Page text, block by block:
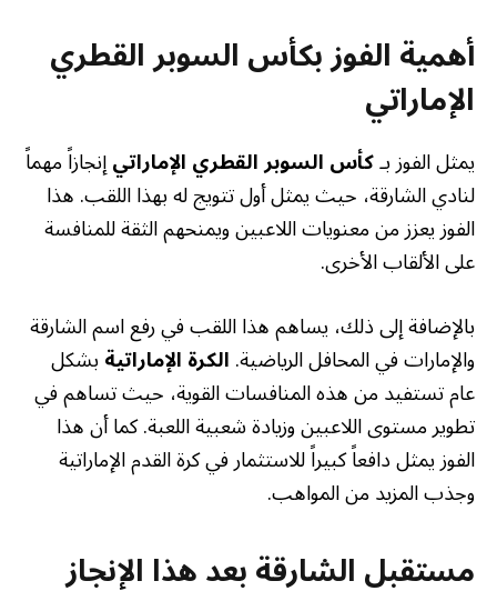
أهمية الفوز بكأس السوبر القطري
الإماراتي
يمثل الفوز بـكأس السوبر القطري الإماراتيإنجازاً مهماً
لنادي الشارقة، حيث يمثل أول تتويج له بهذا اللقب. هذا
الفوز يعزز من معنويات اللاعبين ويمنحهم الثقة للمنافسة
على الألقاب الأخرى.
بالإضافة إلى ذلك، يساهم هذا اللقب في رفع اسم الشارقة
والإمارات في المحافل الرياضية.الكرة الإماراتيةبشكل
عام تستفيد من هذه المنافسات القوية، حيث تساهم في
تطوير مستوى اللاعبين وزيادة شعبية اللعبة. كما أن هذا
الفوز يمثل دافعاً كبيراً للاستثمار في كرة القدم الإماراتية
وجذب المزيد من المواهب.
مستقبل الشارقة بعد هذا الإنجاز